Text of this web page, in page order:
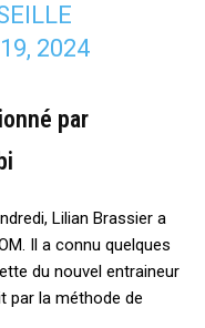
2024
par
Lilian Brassier a
Il a connu quelques
du nouvel entraineur
par la méthode de